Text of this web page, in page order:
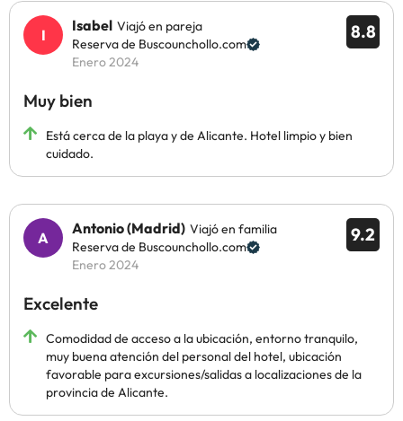
8.8
Isabel Viajó en pareja
Reserva de Buscounchollo.com
Enero 2024
Muy bien
Está cerca de la playa y de Alicante. Hotel limpio y bien
cuidado.
9.2
Antonio (Madrid) Viajó en familia
Reserva de Buscounchollo.com
Enero 2024
Excelente
Comodidad de acceso a la ubicación, entorno tranquilo,
muy buena atención del personal del hotel, ubicación
favorable para excursiones/salidas a localizaciones de la
provincia de Alicante.